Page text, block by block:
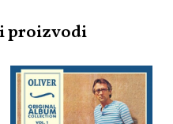
proizvodi